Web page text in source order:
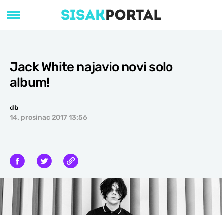
Jack White najavio novi solo
album!
db
14. prosinac 2017 13:56